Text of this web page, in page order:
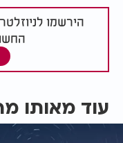
הירשמו
עוד מאותו